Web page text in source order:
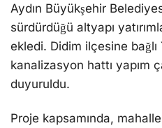
Aydın Büyükşehir
sürdürdüğü altyapı
ekledi. Didim ilçesine bağlı
kanalizasyon hattı yapım
duyuruldu.
Proje kapsamında,